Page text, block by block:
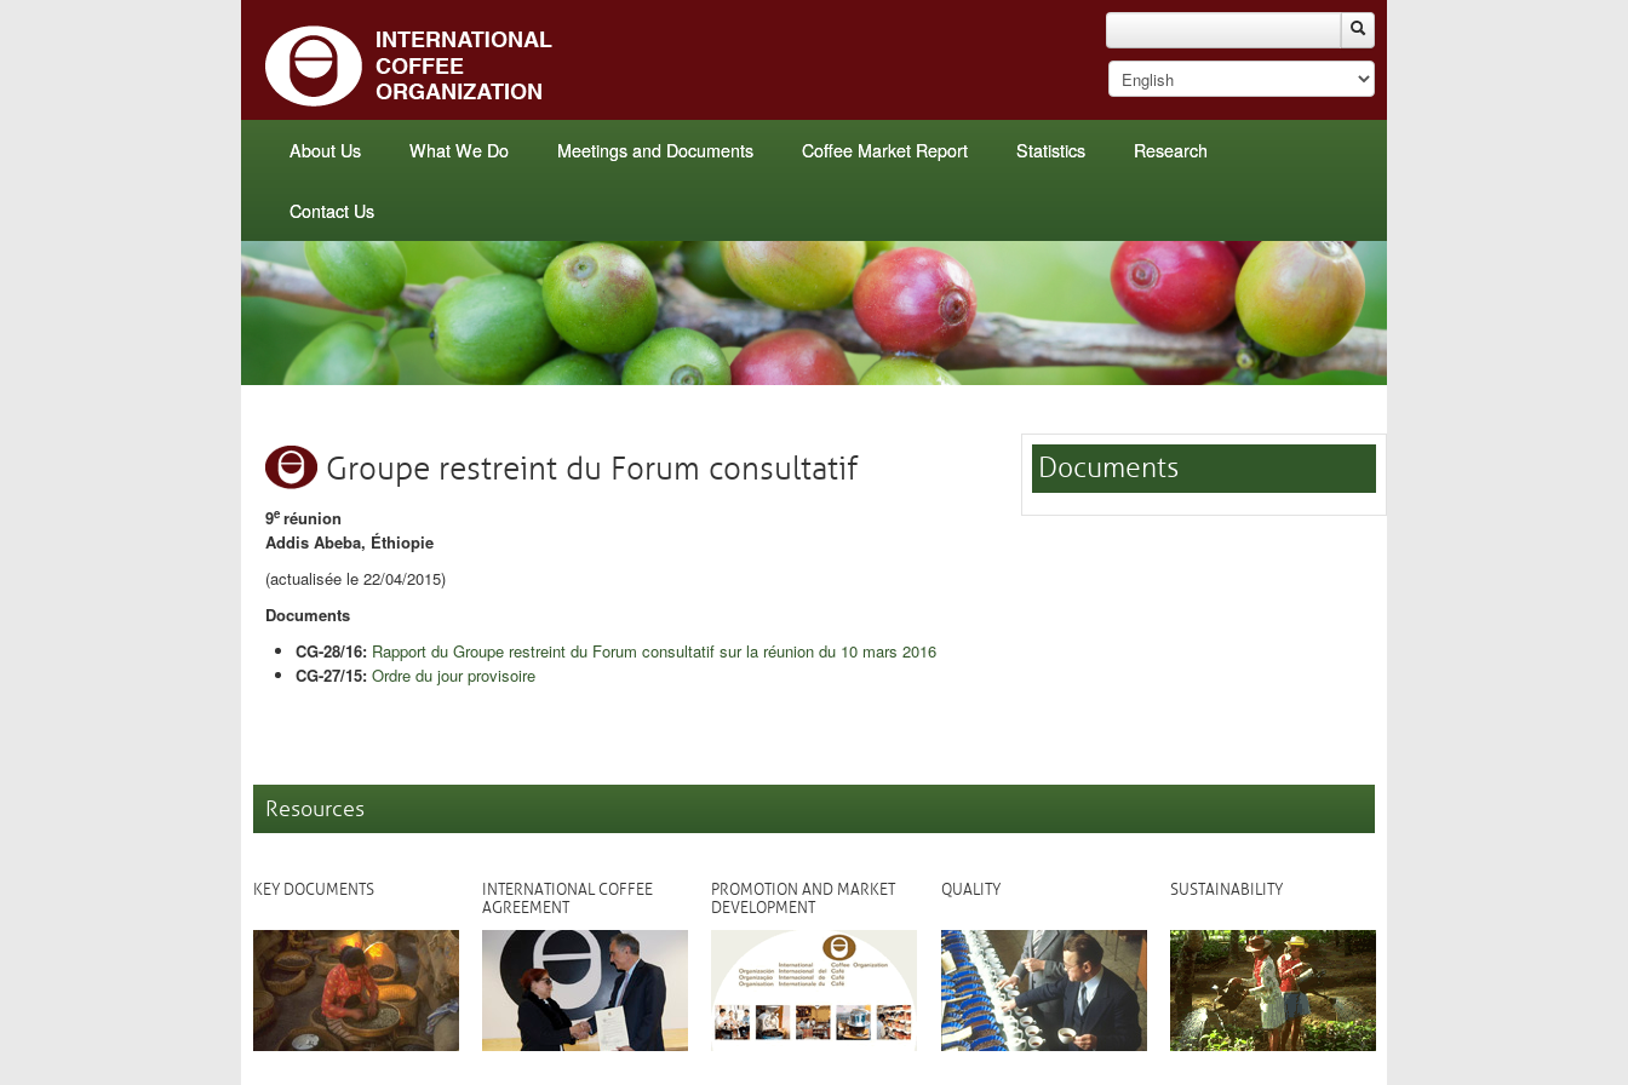
About Us What We Do Meetings and Documents Coffee Market Report Statistics Research
Contact Us
Groupe restreint du Forum consultatif
9e réunion
Addis Abeba, Éthiopie
(actualisée le 22/04/2015)
Documents
CG-28/16: Rapport du Groupe restreint du Forum consultatif sur la réunion du 10 mars 2016
CG-27/15: Ordre du jour provisoire
Documents
Resources
KEY DOCUMENTS
INTERNATIONAL COFFEE
AGREEMENT
PROMOTION AND MARKET
DEVELOPMENT
QUALITY SUSTAINABILITY